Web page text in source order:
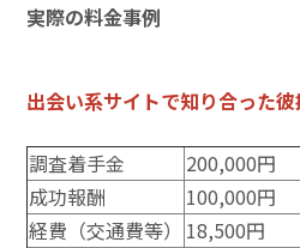
実際の料金事例
出会い系サイトで知り合った
調査着手金
200,000円
成功報酬
100,000円
経費（交通費等）
18,500円